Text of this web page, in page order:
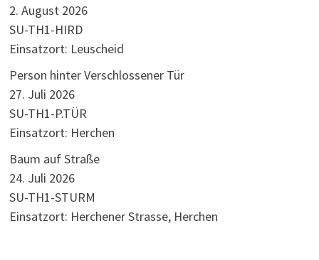
2. August 2026
SU-TH1-HIRD
Einsatzort: Leuscheid
Person hinter Verschlossener Tür
27. Juli 2026
SU-TH1-P.TÜR
Einsatzort: Herchen
Baum auf Straße
24. Juli 2026
SU-TH1-STURM
Einsatzort: Herchener Strasse, Herchen